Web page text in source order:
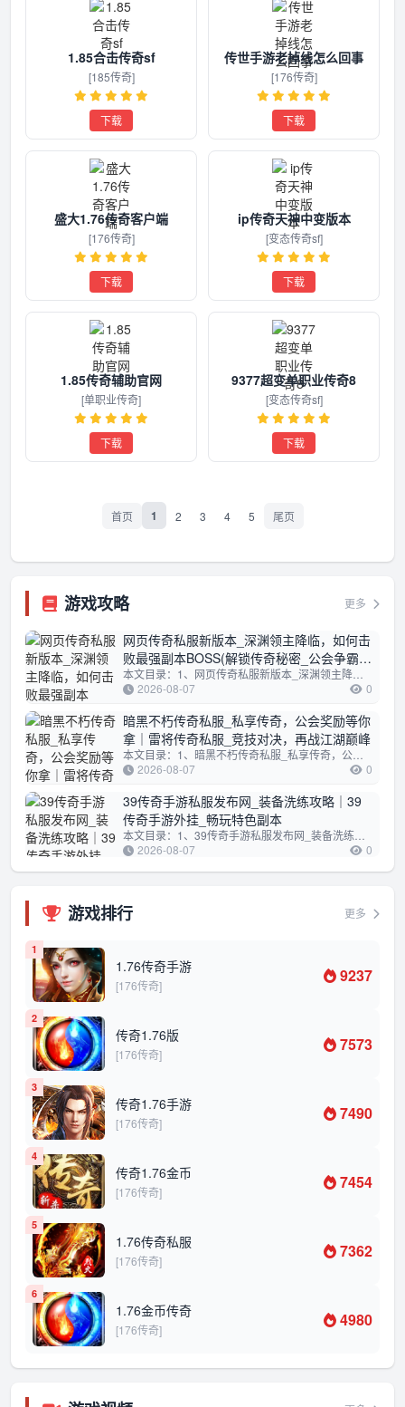
1.85合击传奇sf
[185传奇]
下载
传世手游老掉线怎么回事
[176传奇]
下载
盛大1.76传奇客户端
[176传奇]
下载
ip传奇天神中变版本
[变态传奇sf]
下载
1.85传奇辅助官网
[单职业传奇]
下载
9377超变单职业传奇8
[变态传奇sf]
下载
首页 1 2 3 4 5 尾页
游戏攻略 更多
网页传奇私服新版本_深渊领主降临，如何击
败最强副本BOSS(解锁传奇秘密_公会争霸下
的私服破解之道)
2026-08-07
0
暗黑不朽传奇私服_私享传奇，公会奖励等你
拿｜雷将传奇私服_竞技对决，再战江湖巅峰
2026-08-07
0
39传奇手游私服发布网_装备洗练攻略｜39
传奇手游外挂_畅玩特色副本
2026-08-07
0
游戏排行 更多
1
1.76传奇手游
[176传奇] 9237
2
传奇1.76版
[176传奇] 7573
3
传奇1.76手游
[176传奇] 7490
4
传奇1.76金币
[176传奇] 7454
5
1.76传奇私服
[176传奇] 7362
6
1.76金币传奇
[176传奇] 4980